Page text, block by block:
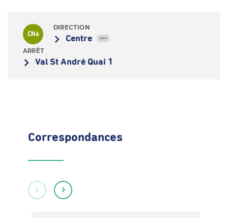
CN6
DIRECTION
Centre •••
ARRÊT
Val St André Quai 1
Correspondances